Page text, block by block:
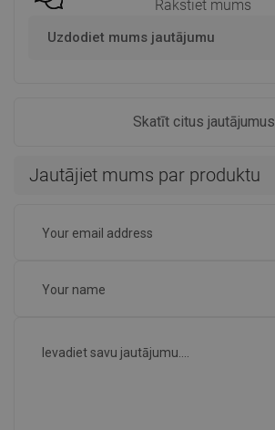
Rakstiet mums
Uzdodiet mums jautājumu
Skatīt citus jautājumus
Jautājiet mums par produktu